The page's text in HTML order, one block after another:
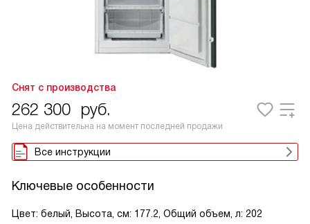
Снят с производства
262 300 руб.
Цена действительна на момент последней продажи
Все инструкции
Ключевые особенности
Цвет: белый, Высота, см: 177.2, Общий объем, л: 202